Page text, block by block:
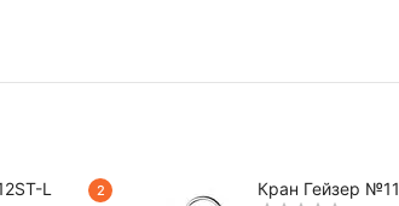
2
L Кран Гейзер №11